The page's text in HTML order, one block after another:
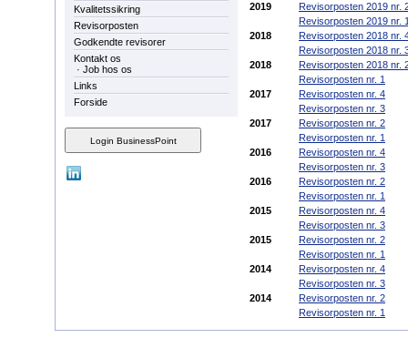
Kvalitetssikring
Revisorposten
Godkendte revisorer
Kontakt os
· Job hos os
Links
Forside
2019
Revisorposten 2019 nr.
Revisorposten 2019 nr.
2018
Revisorposten 2018 nr.
Revisorposten 2018 nr.
2018
Revisorposten 2018 nr.
Revisorposten nr. 1
2017
Revisorposten nr. 4
Revisorposten nr. 3
2017
Revisorposten nr. 2
Revisorposten nr. 1
2016
Revisorposten nr. 4
Revisorposten nr. 3
2016
Revisorposten nr. 2
Revisorposten nr. 1
2015
Revisorposten nr. 4
Revisorposten nr. 3
2015
Revisorposten nr. 2
Revisorposten nr. 1
2014
Revisorposten nr. 4
Revisorposten nr. 3
2014
Revisorposten nr. 2
Revisorposten nr. 1